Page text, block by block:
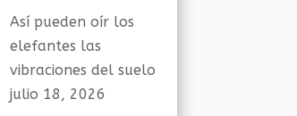
Así pueden oír los
elefantes las
vibraciones del suelo
julio 18, 2026